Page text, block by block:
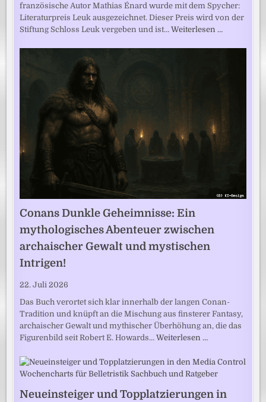
französische Autor Mathias Énard wurde mit dem Spycher:
Literaturpreis Leuk ausgezeichnet. Dieser Preis wird von der
Stiftung Schloss Leuk vergeben und ist…Weiterlesen …
Conans Dunkle Geheimnisse: Ein
mythologisches Abenteuer zwischen
archaischer Gewalt und mystischen
Intrigen!
22. Juli 2026
Das Buch verortet sich klar innerhalb der langen Conan-
Tradition und knüpft an die Mischung aus finsterer Fantasy,
archaischer Gewalt und mythischer Überhöhung an, die das
Figurenbild seit Robert E. Howards…Weiterlesen …
Neueinsteiger und Topplatzierungen in